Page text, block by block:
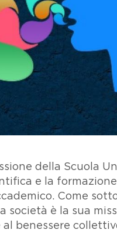
della Scuola
e la
Come
società è la sua
al benessere